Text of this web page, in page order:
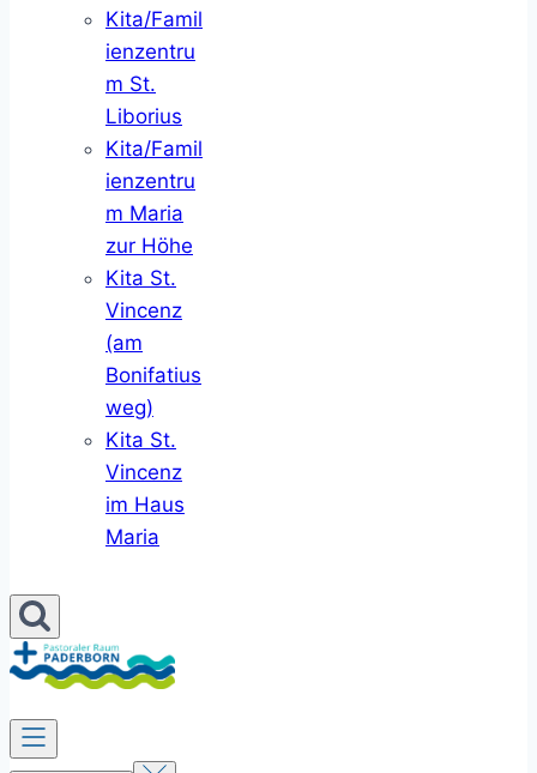
Kita/Famil
ienzentru
m St.
Liborius
Kita/Famil
ienzentru
m Maria
zur Höhe
Kita St.
Vincenz
(am
Bonifatius
weg)
Kita St.
Vincenz
im Haus
Maria